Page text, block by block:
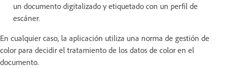
un documento digitalizado y etiquetado con un perfil de
escáner.
En cualquier caso, la aplicación utiliza una norma de gestión de
color para decidir el tratamiento de los datos de color en el
documento.